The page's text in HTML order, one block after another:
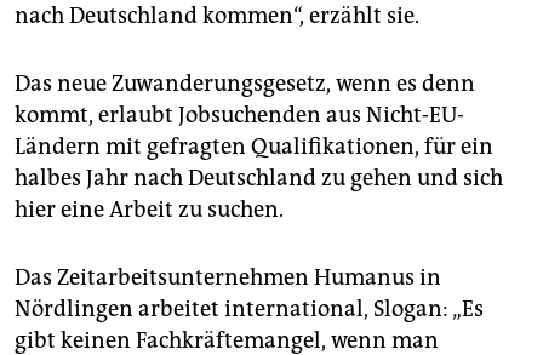
nach Deutschland kommen“, erzählt sie.
Das neue Zuwanderungsgesetz, wenn es denn
kommt, erlaubt Jobsuchenden aus Nicht-EU-
Ländern mit gefragten Qualifikationen, für ein
halbes Jahr nach Deutschland zu gehen und sich
hier eine Arbeit zu suchen.
Das Zeitarbeitsunternehmen Humanus in
Nördlingen arbeitet international, Slogan: „Es
gibt keinen Fachkräftemangel, wenn man